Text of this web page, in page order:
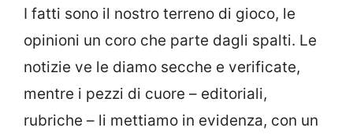
I fatti sono il nostro terreno di gioco, le
opinioni un coro che parte dagli spalti. Le
notizie ve le diamo secche e verificate,
mentre i pezzi di cuore – editoriali,
rubriche – li mettiamo in evidenza, con un